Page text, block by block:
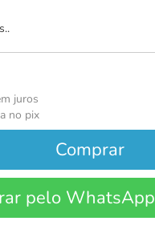
juros
no pix
Comprar
pelo WhatsApp